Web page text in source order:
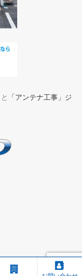
と
「アンテナ工事」ジ